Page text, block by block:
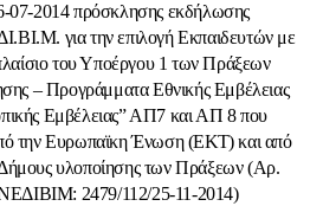
07-2014 πρόσκλησης εκδήλωσης
για την επιλογή Εκπαιδευτών με
του Υποέργου 1 των Πράξεων
– Προγράμματα Εθνικής Εμβέλειας
Εμβέλειας” ΑΠ7 και ΑΠ 8 που
την Ευρωπαϊκη Ένωση (ΕΚΤ) και από
υλοποίησης των Πράξεων (Αρ.
2479/112/25-11-2014)